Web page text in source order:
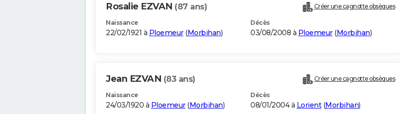
Rosalie EZVAN (87 ans) Créer une cagnotte obsèques
Naissance
22/02/1921 à Ploemeur(Morbihan)
Décès
03/08/2008 à Ploemeur(Morbihan)
Jean EZVAN (83 ans) Créer une cagnotte obsèques
Naissance
24/03/1920 à Ploemeur(Morbihan)
Décès
08/01/2004 à Lorient(Morbihan)